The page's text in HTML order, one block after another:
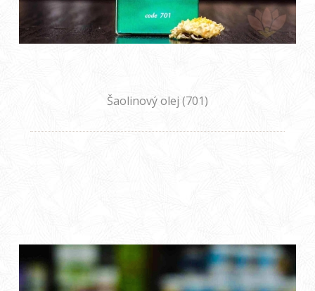
Šaolinový olej (701)